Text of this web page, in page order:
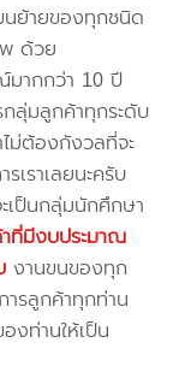
นย้ายของทุกชนิด
ด้วย
มากกว่า 10 ปี
กลุ่มลูกค้าทุกระดับ
ม่ต้องกังวลที่จะ
รเราเลยนะครับ
เป็นกลุ่มนักศึกษา
ที่มีงบประมาณ
งานขนของทุก
ารลูกค้าทุกท่าน
งท่านให้เป็น